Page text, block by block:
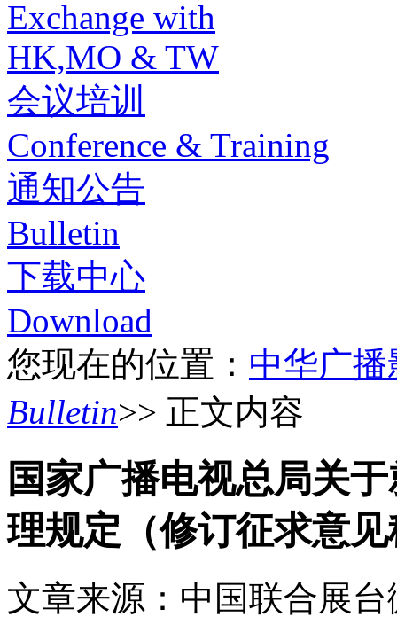
Exchange with
HK,MO & TW
会议培训
Conference & Training
通知公告
Bulletin
下载中心
Download
您现在的位置： 中华广
Bulletin>> 正文内容
国家广播电视总局关
理规定（修订征求意
文章来源：中国联合展